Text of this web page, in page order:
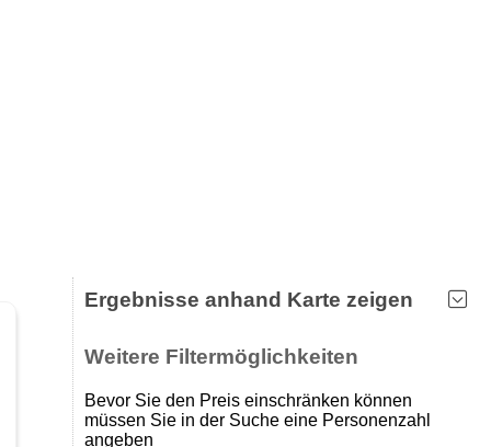
Ergebnisse anhand Karte zeigen
Weitere Filtermöglichkeiten
Bevor Sie den Preis einschränken können
müssen Sie in der Suche eine Personenzahl
angeben